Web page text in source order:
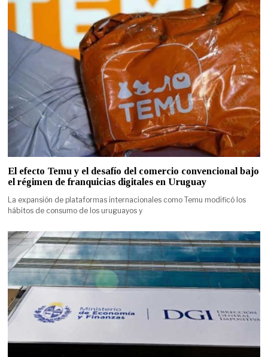
El efecto Temu y el desafío del comercio convencional bajo
el régimen de franquicias digitales en Uruguay
La expansión de plataformas internacionales como Temu modificó los
hábitos de consumo de los uruguayos y